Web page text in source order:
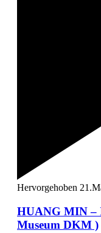
Hervorgehoben
HUANG MIN –
Museum DKM )